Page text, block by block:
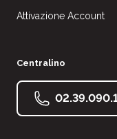
Attivazione Account
Centralino